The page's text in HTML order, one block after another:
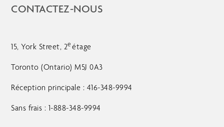
CONTACTEZ-NOUS
15, York Street, 2e étage
Toronto (Ontario) M5J 0A3
Réception principale : 416-348-9994
Sans frais : 1-888-348-9994